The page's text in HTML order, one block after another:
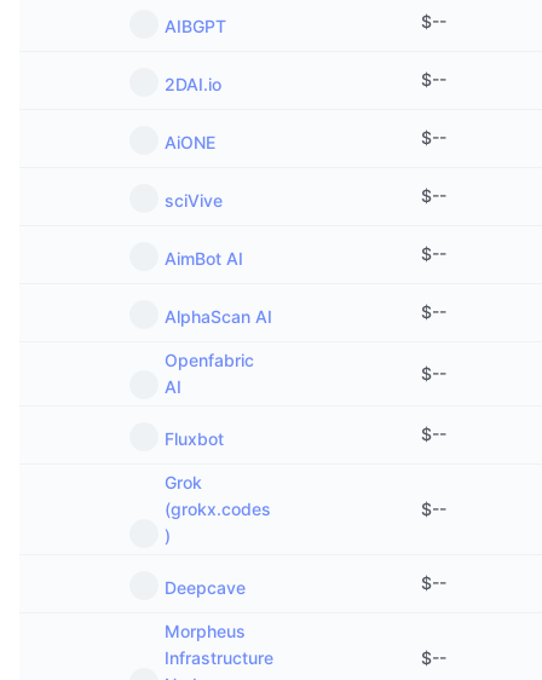
AIBGPT $--
2DAI.io $--
AiONE $--
sciVive $--
AimBot AI $--
AlphaScan AI $--
Openfabric
AI
$--
Fluxbot $--
Grok
(grokx.codes
)
$--
Deepcave $--
Morpheus
Infrastructure
$--